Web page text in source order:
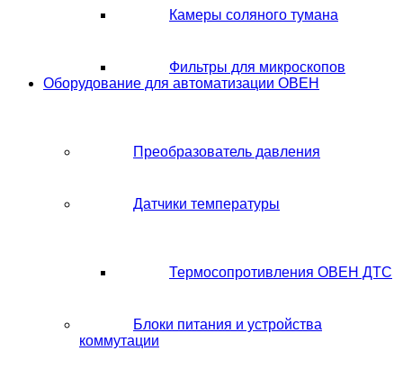
Камеры соляного тумана
Фильтры для микроскопов
Оборудование для автоматизации ОВЕН
Преобразователь давления
Датчики температуры
Термосопротивления ОВЕН ДТС
Блоки питания и устройства
коммутации